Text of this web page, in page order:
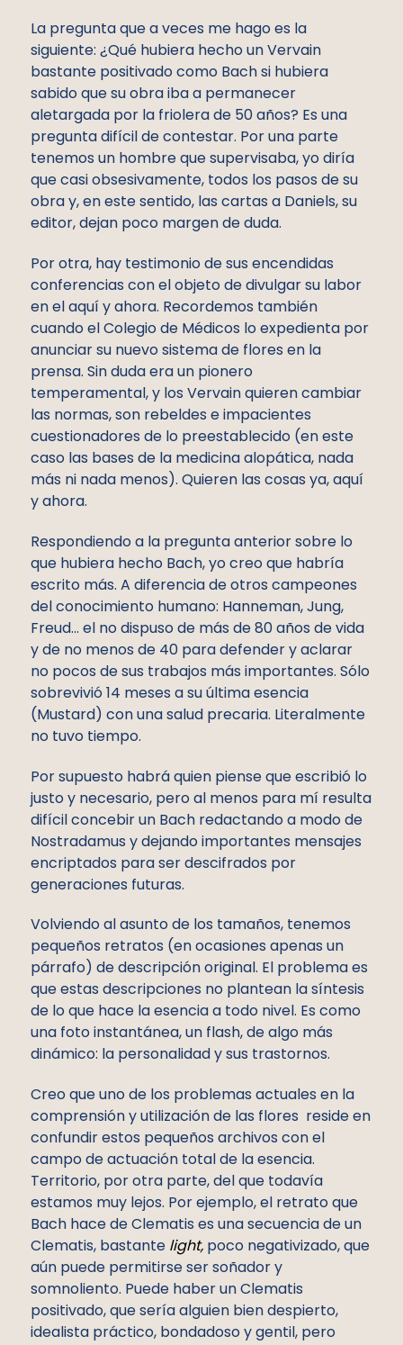
La pregunta que a veces me hago es la
siguiente: ¿Qué hubiera hecho un Vervain
bastante positivado como Bach si hubiera
sabido que su obra iba a permanecer
aletargada por la friolera de 50 años? Es una
pregunta difícil de contestar. Por una parte
tenemos un hombre que supervisaba, yo diría
que casi obsesivamente, todos los pasos de su
obra y, en este sentido, las cartas a Daniels, su
editor, dejan poco margen de duda.
Por otra, hay testimonio de sus encendidas
conferencias con el objeto de divulgar su labor
en el aquí y ahora. Recordemos también
cuando el Colegio de Médicos lo expedienta por
anunciar su nuevo sistema de flores en la
prensa. Sin duda era un pionero
temperamental, y los Vervain quieren cambiar
las normas, son rebeldes e impacientes
cuestionadores de lo preestablecido (en este
caso las bases de la medicina alopática, nada
más ni nada menos). Quieren las cosas ya, aquí
y ahora.
Respondiendo a la pregunta anterior sobre lo
que hubiera hecho Bach, yo creo que habría
escrito más. A diferencia de otros campeones
del conocimiento humano: Hanneman, Jung,
Freud… el no dispuso de más de 80 años de vida
y de no menos de 40 para defender y aclarar
no pocos de sus trabajos más importantes. Sólo
sobrevivió 14 meses a su última esencia
(Mustard) con una salud precaria. Literalmente
no tuvo tiempo.
Por supuesto habrá quien piense que escribió lo
justo y necesario, pero al menos para mí resulta
difícil concebir un Bach redactando a modo de
Nostradamus y dejando importantes mensajes
encriptados para ser descifrados por
generaciones futuras.
Volviendo al asunto de los tamaños, tenemos
pequeños retratos (en ocasiones apenas un
párrafo) de descripción original. El problema es
que estas descripciones no plantean la síntesis
de lo que hace la esencia a todo nivel. Es como
una foto instantánea, un flash, de algo más
dinámico: la personalidad y sus trastornos.
Creo que uno de los problemas actuales en la
comprensión y utilización de las flores reside en
confundir estos pequeños archivos con el
campo de actuación total de la esencia.
Territorio, por otra parte, del que todavía
estamos muy lejos. Por ejemplo, el retrato que
Bach hace de Clematis es una secuencia de un
Clematis, bastante light, poco negativizado, que
aún puede permitirse ser soñador y
somnoliento. Puede haber un Clematis
positivado, que sería alguien bien despierto,
idealista práctico, bondadoso y gentil, pero